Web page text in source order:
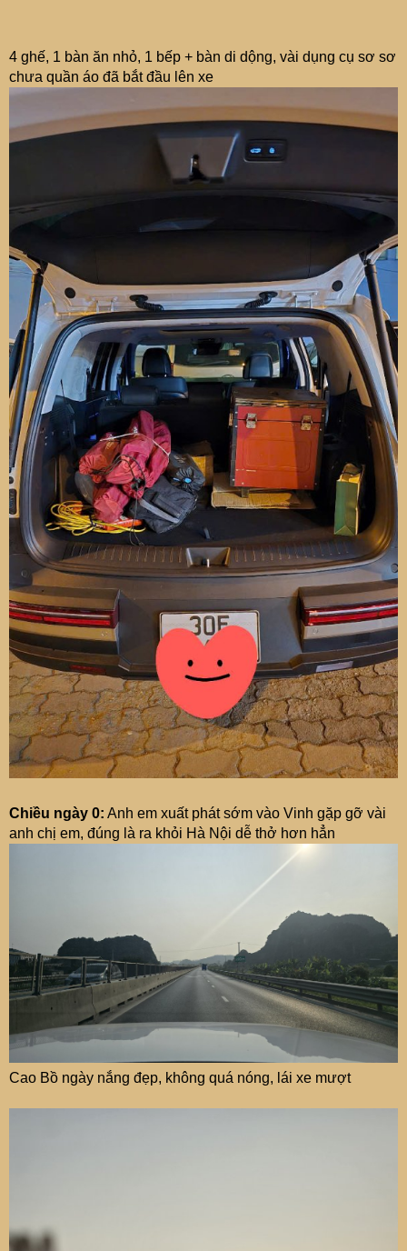
4 ghế, 1 bàn ăn nhỏ, 1 bếp + bàn di dộng, vài dụng cụ sơ sơ
chưa quần áo đã bắt đầu lên xe
Chiều ngày 0: Anh em xuất phát sớm vào Vinh gặp gỡ vài
anh chị em, đúng là ra khỏi Hà Nội dễ thở hơn hẳn
Cao Bồ ngày nắng đẹp, không quá nóng, lái xe mượt